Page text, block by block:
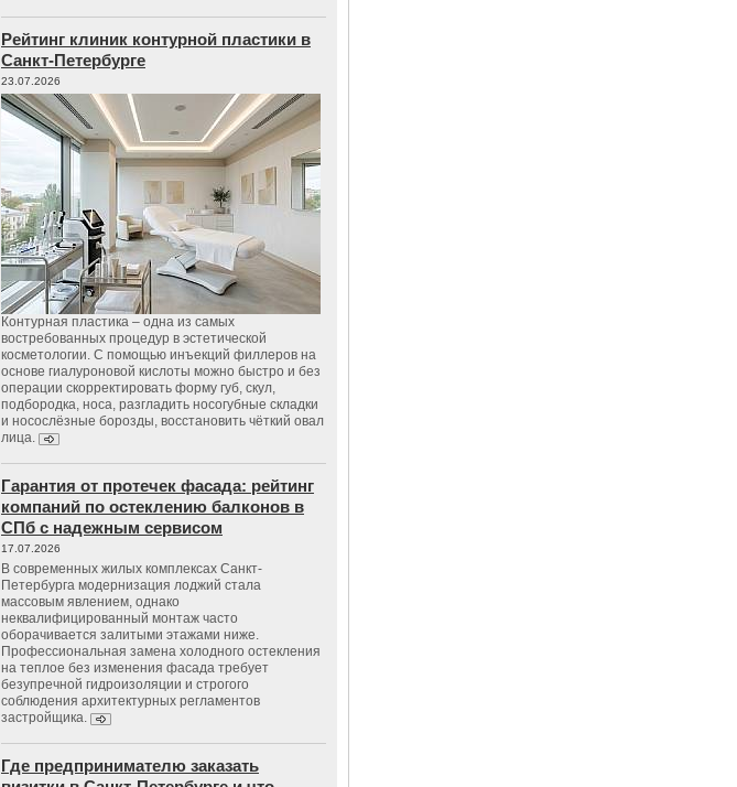
Рейтинг клиник контурной пластики в
Санкт-Петербурге
23.07.2026
Контурная пластика – одна из самых
востребованных процедур в эстетической
косметологии. С помощью инъекций филлеров на
основе гиалуроновой кислоты можно быстро и без
операции скорректировать форму губ, скул,
подбородка, носа, разгладить носогубные складки
и носослёзные борозды, восстановить чёткий овал
лица.
Гарантия от протечек фасада: рейтинг
компаний по остеклению балконов в
СПб с надежным сервисом
17.07.2026
В современных жилых комплексах Санкт-
Петербурга модернизация лоджий стала
массовым явлением, однако
неквалифицированный монтаж часто
оборачивается залитыми этажами ниже.
Профессиональная замена холодного остекления
на теплое без изменения фасада требует
безупречной гидроизоляции и строгого
соблюдения архитектурных регламентов
застройщика.
Где предпринимателю заказать